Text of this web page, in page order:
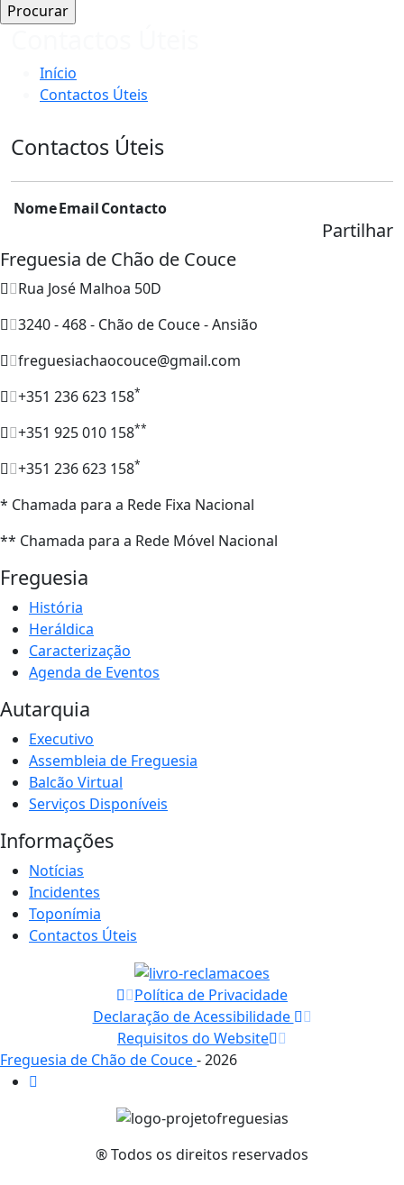
Início
Contactos Úteis
Contactos Úteis
NomeEmailContacto
Partilhar
Freguesia de Chão de Couce
Rua José Malhoa 50D
3240 - 468 - Chão de Couce - Ansião
freguesiachaocouce@gmail.com
+351 236 623 158*
+351 925 010 158**
+351 236 623 158*
* Chamada para a Rede Fixa Nacional
** Chamada para a Rede Móvel Nacional
Freguesia
História
Heráldica
Caracterização
Agenda de Eventos
Autarquia
Executivo
Assembleia de Freguesia
Balcão Virtual
Serviços Disponíveis
Informações
Notícias
Incidentes
Toponímia
Contactos Úteis
Política de Privacidade
Declaração de Acessibilidade
Requisitos do Website
Freguesia de Chão de Couce- 2026
® Todos os direitos reservados